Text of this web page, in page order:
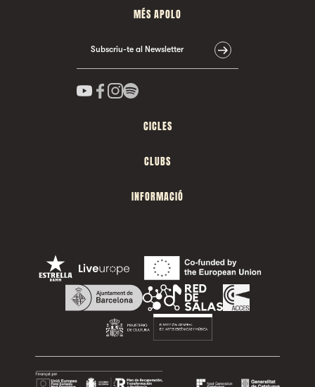
MÉS APOLO
Subscriu-te al Newsletter
CICLES
CLUBS
INFORMACIÓ